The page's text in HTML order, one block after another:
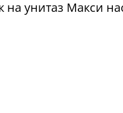
унитаз Макси